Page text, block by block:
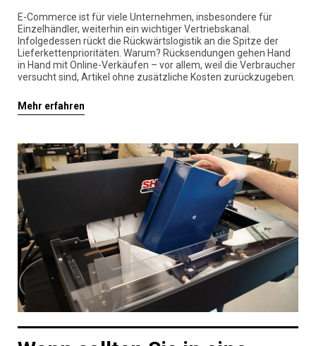
E-Commerce ist für viele Unternehmen, insbesondere für
Einzelhändler, weiterhin ein wichtiger Vertriebskanal.
Infolgedessen rückt die Rückwärtslogistik an die Spitze der
Lieferkettenprioritäten. Warum? Rücksendungen gehen Hand
in Hand mit Online-Verkäufen – vor allem, weil die Verbraucher
versucht sind, Artikel ohne zusätzliche Kosten zurückzugeben.
Mehr erfahren